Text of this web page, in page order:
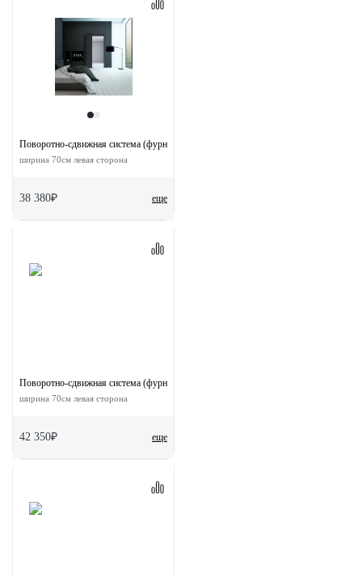
еще
Поворотно-сдвижная система (фурнитура) для дверей 180-TWICE LEFT 70
ширина 70см левая сторона
38 380₽
еще
Поворотно-сдвижная система (фурнитура) для дверей 90-TWICE LEFT 70
ширина 70см левая сторона
42 350₽